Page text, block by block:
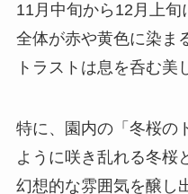
11月中旬から12月上
全体が赤や黄色に染ま
トラストは息を呑む美
特に、園内の「冬桜の
ように咲き乱れる冬桜
幻想的な雰囲気を醸し